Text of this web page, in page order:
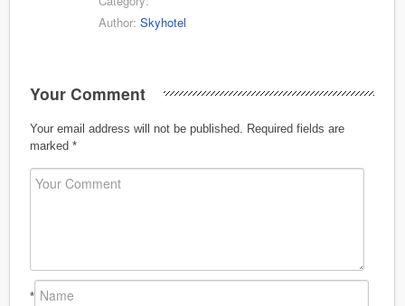
Author: Skyhotel
Your Comment
Your email address will not be published.
Required fields are
marked *
*